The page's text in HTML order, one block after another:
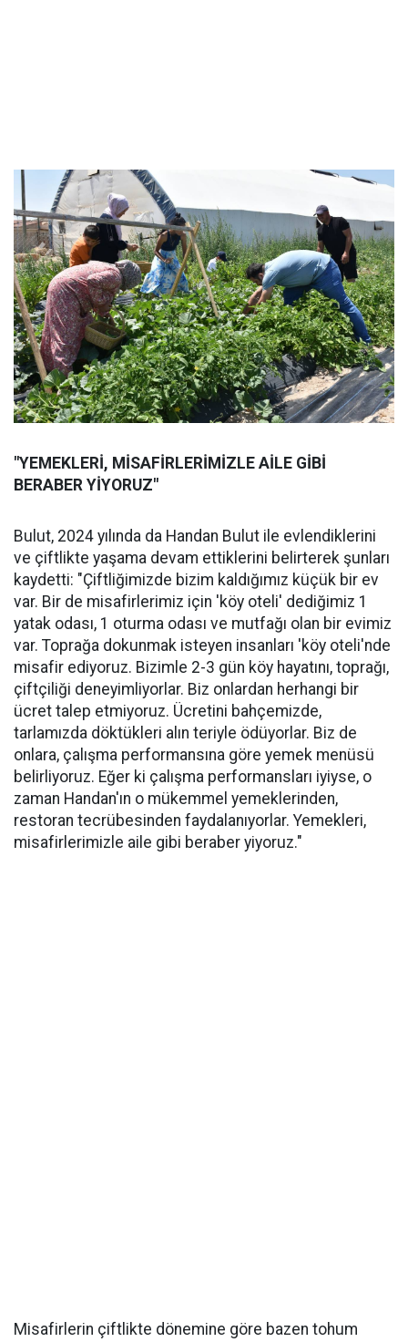
"YEMEKLERİ, MİSAFİRLERİMİZLE AİLE GİBİ
BERABER YİYORUZ"
Bulut, 2024 yılında da Handan Bulut ile evlendiklerini
ve çiftlikte yaşama devam ettiklerini belirterek şunları
kaydetti: "Çiftliğimizde bizim kaldığımız küçük bir ev
var. Bir de misafirlerimiz için 'köy oteli' dediğimiz 1
yatak odası, 1 oturma odası ve mutfağı olan bir evimiz
var. Toprağa dokunmak isteyen insanları 'köy oteli'nde
misafir ediyoruz. Bizimle 2-3 gün köy hayatını, toprağı,
çiftçiliği deneyimliyorlar. Biz onlardan herhangi bir
ücret talep etmiyoruz. Ücretini bahçemizde,
tarlamızda döktükleri alın teriyle ödüyorlar. Biz de
onlara, çalışma performansına göre yemek menüsü
belirliyoruz. Eğer ki çalışma performansları iyiyse, o
zaman Handan'ın o mükemmel yemeklerinden,
restoran tecrübesinden faydalanıyorlar. Yemekleri,
misafirlerimizle aile gibi beraber yiyoruz."
Misafirlerin çiftlikte dönemine göre bazen tohum